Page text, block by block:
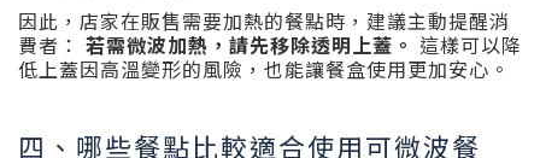
因此，店家在販售需要加熱的餐點時，建議主動提醒消
費者： 若需微波加熱，請先移除透明上蓋。 這樣可以降
低上蓋因高溫變形的風險，也能讓餐盒使用更加安心。
四、哪些餐點比較適合使用可微波餐